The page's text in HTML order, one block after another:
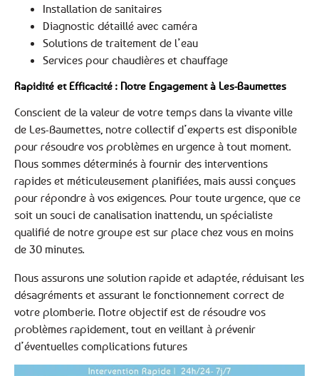
Installation de sanitaires
Diagnostic détaillé avec caméra
Solutions de traitement de l’eau
Services pour chaudières et chauffage
Rapidité et Efficacité : Notre Engagement à Les-Baumettes
Conscient de la valeur de votre temps dans la vivante ville
de Les-Baumettes, notre collectif d’experts est disponible
pour résoudre vos problèmes en urgence à tout moment.
Nous sommes déterminés à fournir des interventions
rapides et méticuleusement planifiées, mais aussi conçues
pour répondre à vos exigences. Pour toute urgence, que ce
soit un souci de canalisation inattendu, un spécialiste
qualifié de notre groupe est sur place chez vous en moins
de 30 minutes.
Nous assurons une solution rapide et adaptée, réduisant les
désagréments et assurant le fonctionnement correct de
votre plomberie. Notre objectif est de résoudre vos
problèmes rapidement, tout en veillant à prévenir
d’éventuelles complications futures